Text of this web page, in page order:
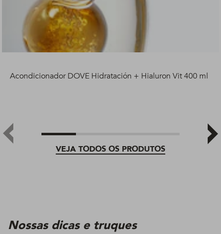
VEJA TODOS OS PRODUTOS
Acondicionador DOVE Hidratación + Hialuron Vit 400 ml
Nossas dicas e truques